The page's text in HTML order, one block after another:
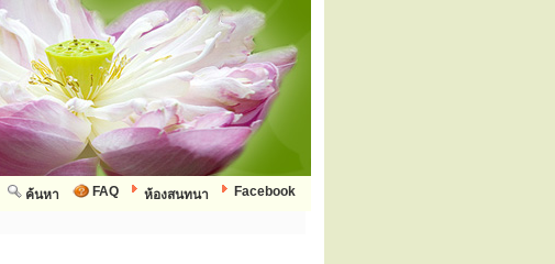
Facebook
ห้องสนทนา
FAQ
ค้นหา